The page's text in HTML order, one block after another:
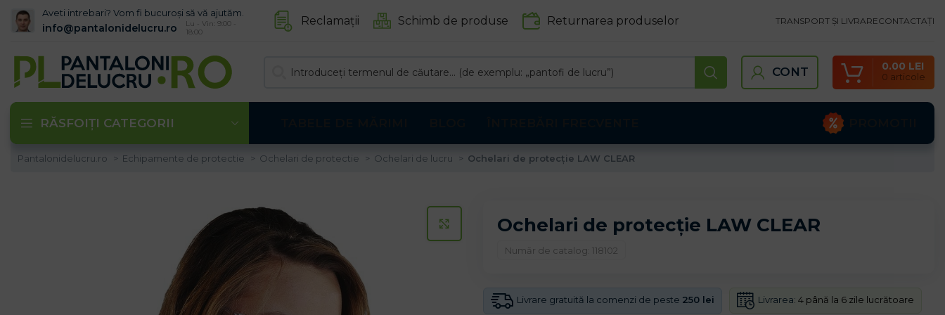
Aveti intrebari? Vom fi bucuroși să vă ajutăm.
info@pantalonidelucru.ro
Lu - Vin: 9:00 -
18:00
Reclamații Schimb de produse Returnarea produselor TRANSPORT ȘI LIVRARECONTACTAȚI
CONT 0 articole
0.00 LEI
RĂSFOIȚI CATEGORII
Pantalonidelucru.ro Echipamente de protectie Ochelari de protectie Ochelari de lucru Ochelari de protecție LAW CLEAR
CLICK PENTRU A MARI
Ochelari de protecție LAW CLEAR
Număr de catalog: 118102
Livrare gratuită la comenzi de peste 250 lei Livrarea: 4 până la 6 zile lucrătoare